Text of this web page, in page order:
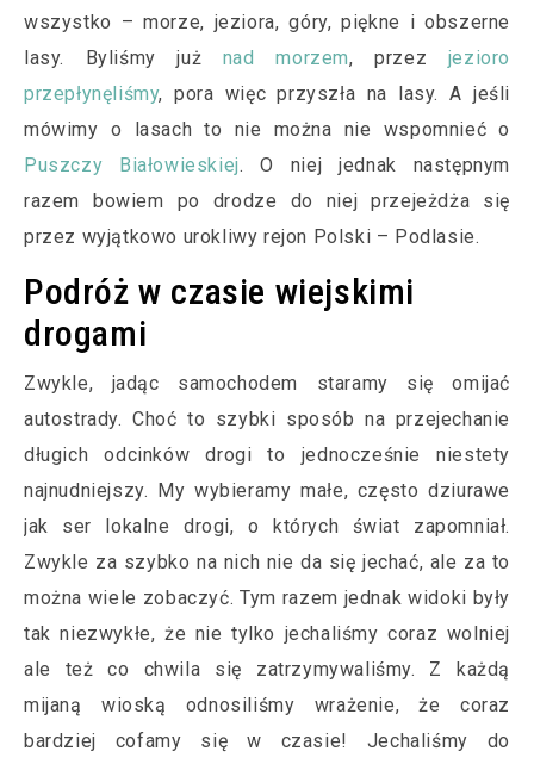
wszystko – morze, jeziora, góry, piękne i obszerne
lasy. Byliśmy już nad morzem, przez jezioro
przepłynęliśmy, pora więc przyszła na lasy. A jeśli
mówimy o lasach to nie można nie wspomnieć o
Puszczy Białowieskiej. O niej jednak następnym
razem bowiem po drodze do niej przejeżdża się
przez wyjątkowo urokliwy rejon Polski – Podlasie.
Podróż w czasie wiejskimi
drogami
Zwykle, jadąc samochodem staramy się omijać
autostrady. Choć to szybki sposób na przejechanie
długich odcinków drogi to jednocześnie niestety
najnudniejszy. My wybieramy małe, często dziurawe
jak ser lokalne drogi, o których świat zapomniał.
Zwykle za szybko na nich nie da się jechać, ale za to
można wiele zobaczyć. Tym razem jednak widoki były
tak niezwykłe, że nie tylko jechaliśmy coraz wolniej
ale też co chwila się zatrzymywaliśmy. Z każdą
mijaną wioską odnosiliśmy wrażenie, że coraz
bardziej cofamy się w czasie! Jechaliśmy do